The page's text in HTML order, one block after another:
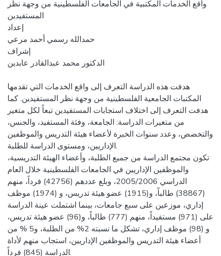
واقع الخدمات المكتبية في الجامعات الفلسطينية من وجهة نظر
المستفيدين
إعداد
حمدالله رسمي أحمد مرعي
إشراف
الدكتور محمد عبدالقادر عابدين
هدفت هذه الدراسة التعرف إلى واقع الخدمات التي تقدمها
المكتبات الجامعية الفلسطينية من وجهة نظر المستفيدين. كما
هدفت التعرف إلى اختلاف استجابات المستفيدين تبعاً لكل متغير
من متغيرات الدراسة: الجامعة، وفئة المستفيد، والجنس،
والتخصص، وعدد سنوات الخبرة لأعضاء هيئة التدريس والموظفين
الإداريين، ومستوى الدراسة للطلبة.
تكون مجتمع الدراسة من جميع الطلبة، وأعضاء الهيئة التدريسية،
والموظفين الإداريين في الجامعات الفلسطينية خلال العام
الدراسي 2005/2006، وبلغ عددهم (42756) فرداً، منهم
(38867) طالباً، و(1915) عضو هيئة تدريس، و (1974) موظف
إداري، موزعين على سبع جامعات، بينما اشتملت عينة الدراسة
على (971) مستفيداً، منهم (777) طالباً، و(96) عضو هيئة تدريس،
و (98) موظف إداري، تشكل ما نسبته 2% من الطلبة، و5 % من
أعضاء هيئة التدريس والموظفين الإداريين، استجاب منهم لأداة
الدراسة (845) فرداً.